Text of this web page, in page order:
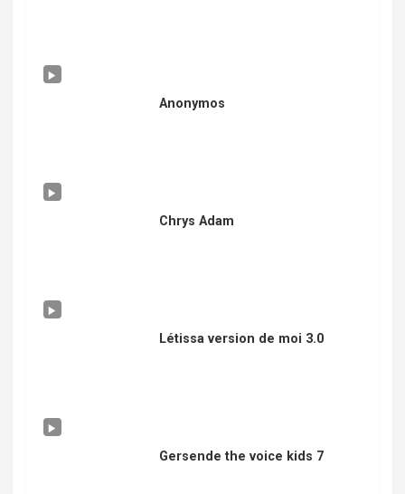
Anonymos
Chrys Adam
Létissa version de moi 3.0
Gersende the voice kids 7